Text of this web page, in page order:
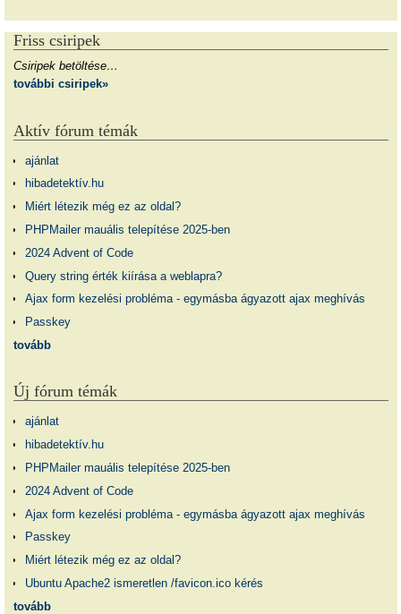
Friss csiripek
Csiripek betöltése…
további csiripek»
Aktív fórum témák
ajánlat
hibadetektív.hu
Miért létezik még ez az oldal?
PHPMailer mauális telepítése 2025-ben
2024 Advent of Code
Query string érték kiírása a weblapra?
Ajax form kezelési probléma - egymásba ágyazott ajax meghívás
Passkey
tovább
Új fórum témák
ajánlat
hibadetektív.hu
PHPMailer mauális telepítése 2025-ben
2024 Advent of Code
Ajax form kezelési probléma - egymásba ágyazott ajax meghívás
Passkey
Miért létezik még ez az oldal?
Ubuntu Apache2 ismeretlen /favicon.ico kérés
tovább